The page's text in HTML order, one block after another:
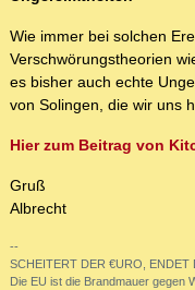
Wie immer bei solchen
Verschwörungstheorien
es bisher auch echte
von Solingen, die wir uns
Hier zum Beitrag von
Gruß
Albrecht
--
SCHEITERT DER €URO, ENDET
Die EU ist die Brandmauer gegen